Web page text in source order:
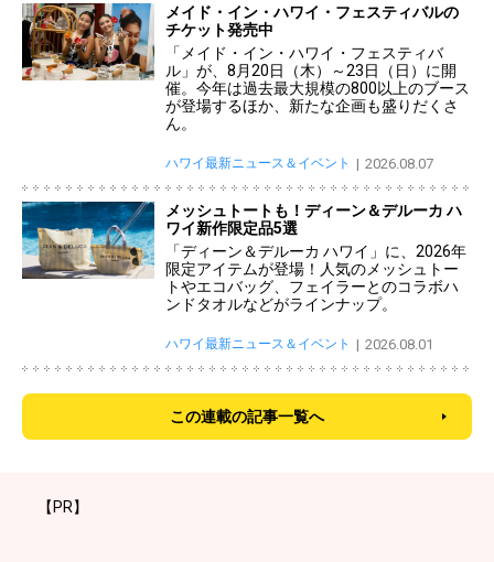
メイド・イン・ハワイ・フェスティバルの
チケット発売中
「メイド・イン・ハワイ・フェスティバ
ル」が、8月20日（木）～23日（日）に開
催。今年は過去最大規模の800以上のブース
が登場するほか、新たな企画も盛りだくさ
ん。
ハワイ最新ニュース＆イベント 2026.08.07
メッシュトートも！ディーン＆デルーカ ハ
ワイ新作限定品5選
「ディーン＆デルーカ ハワイ」に、2026年
限定アイテムが登場！人気のメッシュトー
トやエコバッグ、フェイラーとのコラボハ
ンドタオルなどがラインナップ。
ハワイ最新ニュース＆イベント 2026.08.01
この連載の記事一覧へ
【PR】